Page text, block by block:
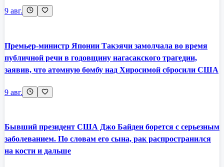
9 авг.
Премьер-министр Японии Такэячи замолчала во время
публичной речи в годовщину нагасакского трагедии,
заявив, что атомную бомбу над Хиросимой сбросили США
9 авг.
Бывший президент США Джо Байден борется с серьезным
заболеванием. По словам его сына, рак распространился
на кости и дальше